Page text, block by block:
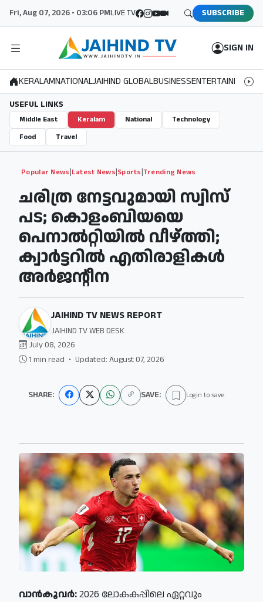
Fri, Aug 07, 2026 • 03:06 PMLIVE TV SUBSCRIBE
SIGN IN
KERALAMNATIONALJAIHIND GLOBALBUSINESSENTERTAINMENT
USEFUL LINKS
Middle East Keralam National
Technology
Food
Travel
Popular News|Latest News|Sports|Trending News
ചരിത്ര നേട്ടവുമായി സ്വിസ്
പട; കൊളംബിയയെ
പെനാല്‍റ്റിയില്‍ വീഴ്ത്തി;
ക്വാര്‍ട്ടറില്‍ എതിരാളികള്‍
അര്‍ജന്റീന
JAIHIND TV NEWS REPORT
JAIHIND TV WEB DESK
July 08, 2026
1 min read • Updated: August 07, 2026
SHARE: SAVE: Login to save
വാന്‍കൂവര്‍:2026 ലോകകപ്പിലെ ഏറ്റവും